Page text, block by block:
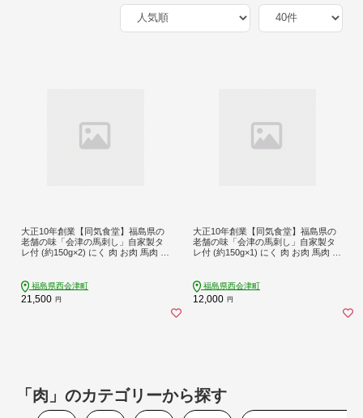
大正10年創業【同気食堂】福島県の
老舗の味「会津の馬刺し」自家製タ
レ付 (約150g×2) にく 肉 お肉 馬肉 赤
福島県西会津町
21,500 円
大正10年創業【同気食堂】福島県の
老舗の味「会津の馬刺し」自家製タ
レ付 (約150g×1) にく 肉 お肉 馬肉 赤
福島県西会津町
12,000 円
「肉」のカテゴリーから探す